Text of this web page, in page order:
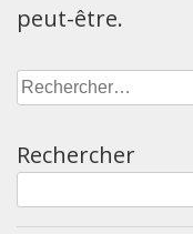
peut-être.
Rechercher :
Rechercher